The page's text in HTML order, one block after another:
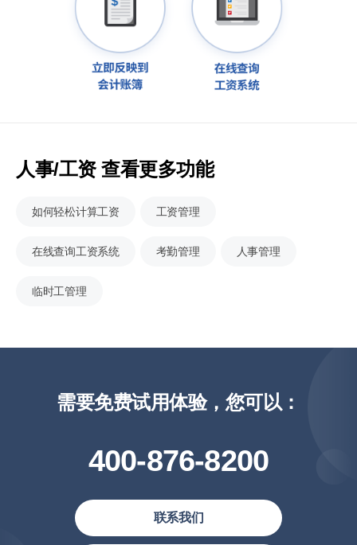
人事/工资 查看更多功能
如何轻松计算工资 工资管理
在线查询工资系统 考勤管理 人事管理
临时工管理
需要免费试用体验，您可以：
400-876-8200
联系我们